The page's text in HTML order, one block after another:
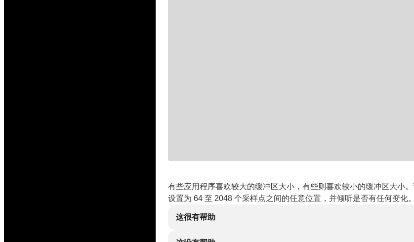
有些应用程序喜欢较大的缓冲区大小，有些则喜欢较小的缓冲区大小
设置为 64 至 2048 个采样点之间的任意位置，并倾听是否有任何变化。
这很有帮助